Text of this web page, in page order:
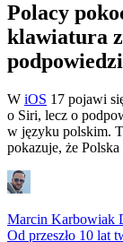
Polacy
klawiatura
W iOS 17 pojawi
o Siri, lecz o
w języku polskim.
pokazuje, że
Marcin Karbowiak
Od przeszło 10 lat